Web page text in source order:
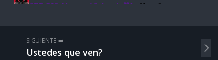
SIGUIENTE ➡️
Ustedes que ven?